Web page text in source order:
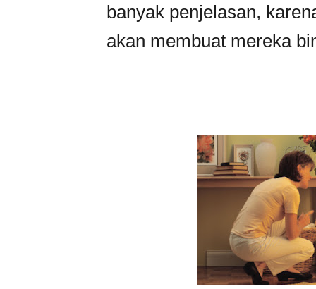
banyak penjelasan,
akan membuat mereka